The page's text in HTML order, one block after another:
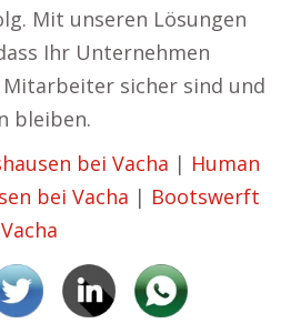
Mit unseren Lösungen
Ihr Unternehmen
sicher sind und
bleiben.
bei Vacha | Human
bei Vacha | Bootswerft